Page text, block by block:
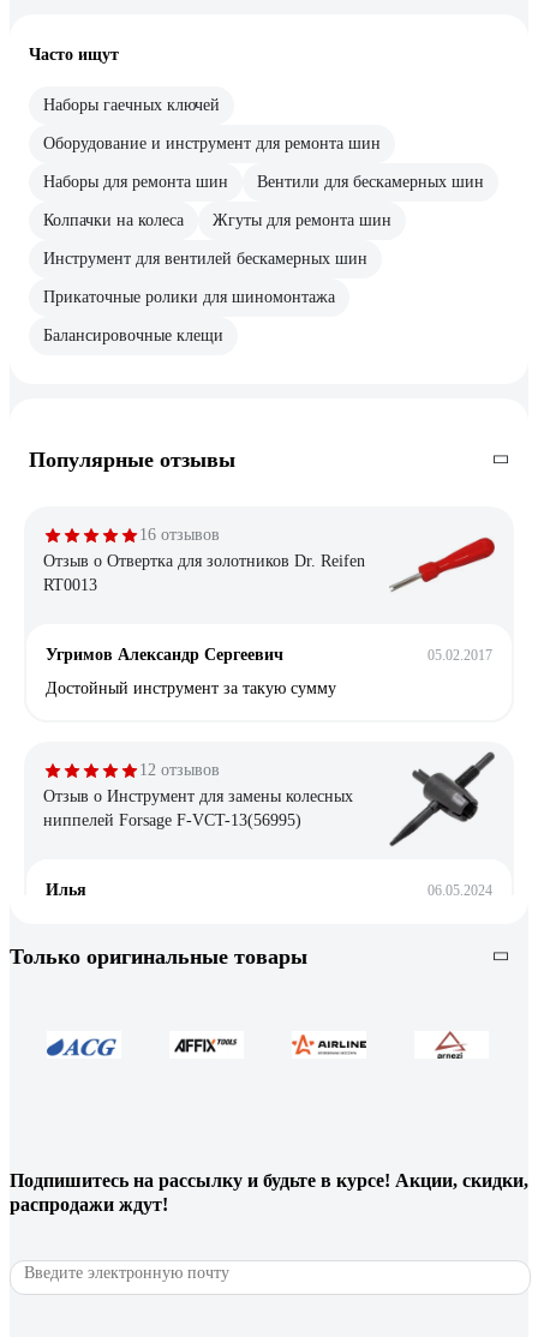
Часто ищут
Наборы гаечных ключей
Оборудование и инструмент для ремонта шин
Наборы для ремонта шин Вентили для бескамерных шин
Колпачки на колеса Жгуты для ремонта шин
Инструмент для вентилей бескамерных шин
Прикаточные ролики для шиномонтажа
Балансировочные клещи
Популярные отзывы
16 отзывов
Отзыв о Отвертка для золотников Dr. Reifen
RT0013
Угримов Александр Сергеевич 05.02.2017
Достойный инструмент за такую сумму
12 отзывов
Отзыв о Инструмент для замены колесных
ниппелей Forsage F-VCT-13(56995)
Илья 06.05.2024
Отзыв о Приспособление для снятия/установки
золотника ниппеля 5.5x60мм JTC -3932 666864
справляется отлично - легко попадает на золотник и крутит
его без соскоков. Удобный размер - отвертка небольшая и
Только оригинальные товары
Подпишитесь на рассылку и будьте в курсе! Акции, скидки,
распродажи ждут!